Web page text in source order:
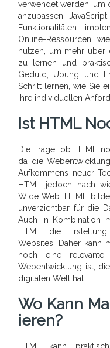
verwendet werden, um
anzupassen.
Funktionalitäten
Online-Ressourcen
nutzen, um mehr über
zu lernen und
Geduld, Übung und
Schritt lernen, wie Sie
Ihre individuellen
Ist HTML
Die Frage, ob HTML
da die
Aufkommens neuer
HTML jedoch nach
Wide Web. HTML
unverzichtbar für die
Auch in Kombination
HTML die
Websites. Daher kann
noch eine
Webentwicklung ist,
digitalen Welt hat.
Wo Kann
Ieren?